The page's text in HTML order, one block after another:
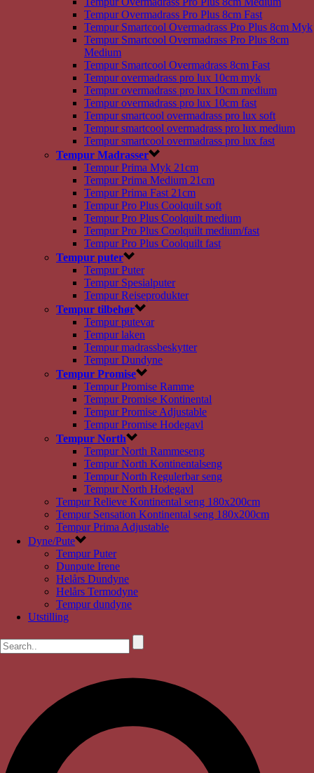
Tempur Overmadrass Pro Plus 8cm Fast
Tempur Smartcool Overmadrass Pro Plus 8cm Myk
Tempur Smartcool Overmadrass Pro Plus 8cm
Medium
Tempur Smartcool Overmadrass 8cm Fast
Tempur overmadrass pro lux 10cm myk
Tempur overmadrass pro lux 10cm medium
Tempur overmadrass pro lux 10cm fast
Tempur smartcool overmadrass pro lux soft
Tempur smartcool overmadrass pro lux medium
Tempur smartcool overmadrass pro lux fast
Tempur Madrasser
Tempur Prima Myk 21cm
Tempur Prima Medium 21cm
Tempur Prima Fast 21cm
Tempur Pro Plus Coolquilt soft
Tempur Pro Plus Coolquilt medium
Tempur Pro Plus Coolquilt medium/fast
Tempur Pro Plus Coolquilt fast
Tempur puter
Tempur Puter
Tempur Spesialputer
Tempur Reiseprodukter
Tempur tilbehør
Tempur putevar
Tempur laken
Tempur madrassbeskytter
Tempur Dundyne
Tempur Promise
Tempur Promise Ramme
Tempur Promise Kontinental
Tempur Promise Adjustable
Tempur Promise Hodegavl
Tempur North
Tempur North Rammeseng
Tempur North Kontinentalseng
Tempur North Regulerbar seng
Tempur North Hodegavl
Tempur Relieve Kontinental seng 180x200cm
Tempur Sensation Kontinental seng 180x200cm
Tempur Prima Adjustable
Dyne/Pute
Tempur Puter
Dunpute Irene
Helårs Dundyne
Helårs Termodyne
Tempur dundyne
Utstilling